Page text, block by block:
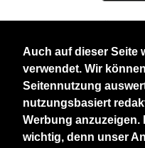
Auch auf dieser Seite
verwendet. Wir
Seitennutzung
nutzungsbasiert
Werbung anzuzeigen.
wichtig, denn unser
Datenschutzerklärung
Nehmen Sie Kontakt
Unsere